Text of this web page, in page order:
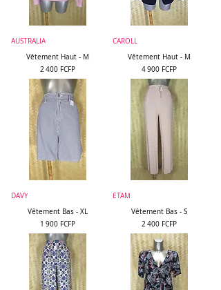
AUSTRALIA
Vêtement Haut - M
Prix
2 400 FCFP
CAROLL
Vêtement Haut - M
Prix
4 900 FCFP
DAVY
Vêtement Bas - XL
Prix
1 900 FCFP
ETAM
Vêtement Bas - S
Prix
2 400 FCFP